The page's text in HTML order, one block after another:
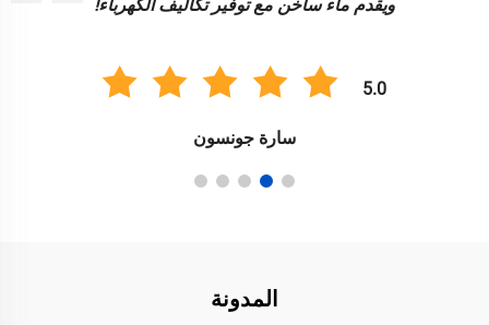
ويقدم ماء ساخن مع توفير تكاليف الكهرباء!
5.0
سارة جونسون
المدونة